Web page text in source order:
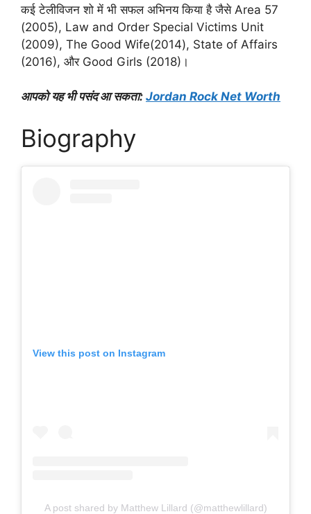
कई टेलीविजन शो में भी सफल अभिनय किया है जैसे Area 57
(2005), Law and Order Special Victims Unit
(2009), The Good Wife(2014), State of Affairs
(2016), और Good Girls (2018)।
आपको यह भी पसंद आ सकता: Jordan Rock Net Worth
Biography
View this post on Instagram
A post shared by Matthew Lillard (@matthewlillard)